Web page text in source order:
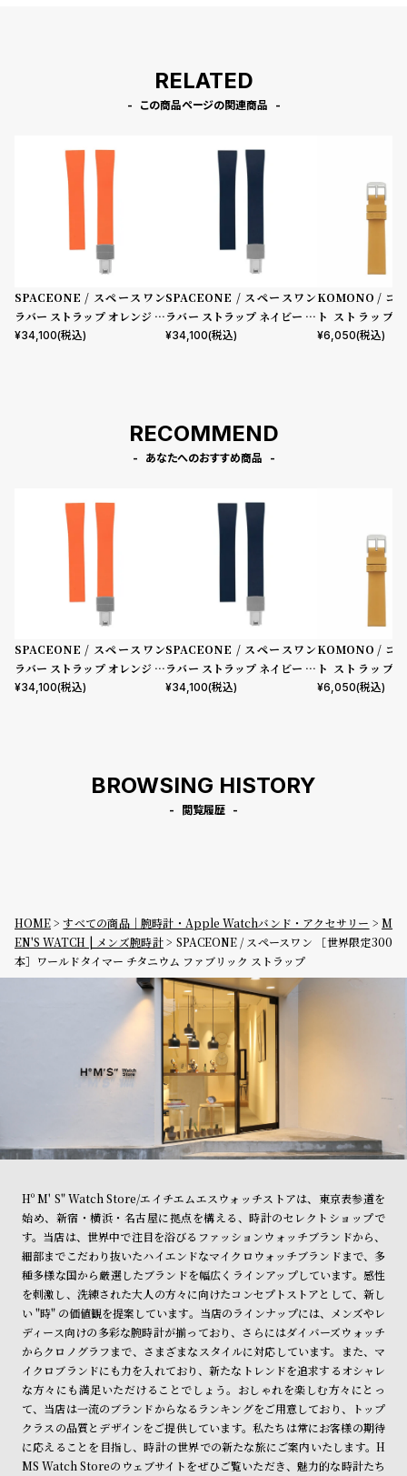
RELATED
この商品ページの関連商品
SPACEONE / スペースワン
ラバー ストラップ オレンジ デ
ラグス
¥34,100(税込)
SPACEONE / スペースワン
ラバー ストラップ ネイビー デ
ラグス
¥34,100(税込)
KOMONO / コ
ト ストラップ :
ー/ナチュラル シ
¥6,050(税込)
RECOMMEND
あなたへのおすすめ商品
SPACEONE / スペースワン
ラバー ストラップ オレンジ デ
ラグス
¥34,100(税込)
SPACEONE / スペースワン
ラバー ストラップ ネイビー デ
ラグス
¥34,100(税込)
KOMONO / コ
ト ストラップ :
ー/ナチュラル シ
¥6,050(税込)
BROWSING HISTORY
閲覧履歴
HOME すべての商品｜腕時計・Apple Watchバンド・アクセサリー
M
EN'S WATCH | メンズ腕時計
SPACEONE / スペースワン ［世界限定300
本］ワールドタイマー チタニウム ファブリック ストラップ
Hº M' S" Watch Store/エイチエムエスウォッチストアは、東京表参道を
始め、新宿・横浜・名古屋に拠点を構える、時計のセレクトショップで
す。当店は、世界中で注目を浴びるファッションウォッチブランドから、
細部までこだわり抜いたハイエンドなマイクロウォッチブランドまで、多
種多様な国から厳選したブランドを幅広くラインアップしています。感性
を刺激し、洗練された大人の方々に向けたコンセプトストアとして、新し
い "時" の価値観を提案しています。当店のラインナップには、メンズやレ
ディース向けの多彩な腕時計が揃っており、さらにはダイバーズウォッチ
からクロノグラフまで、さまざまなスタイルに対応しています。また、マ
イクロブランドにも力を入れており、新たなトレンドを追求するオシャレ
な方々にも満足いただけることでしょう。おしゃれを楽しむ方々にとっ
て、当店は一流のブランドからなるランキングをご用意しており、トップ
クラスの品質とデザインをご提供しています。私たちは常にお客様の期待
に応えることを目指し、時計の世界での新たな旅にご案内いたします。H
MS Watch Storeのウェブサイトをぜひご覧いただき、魅力的な時計たち